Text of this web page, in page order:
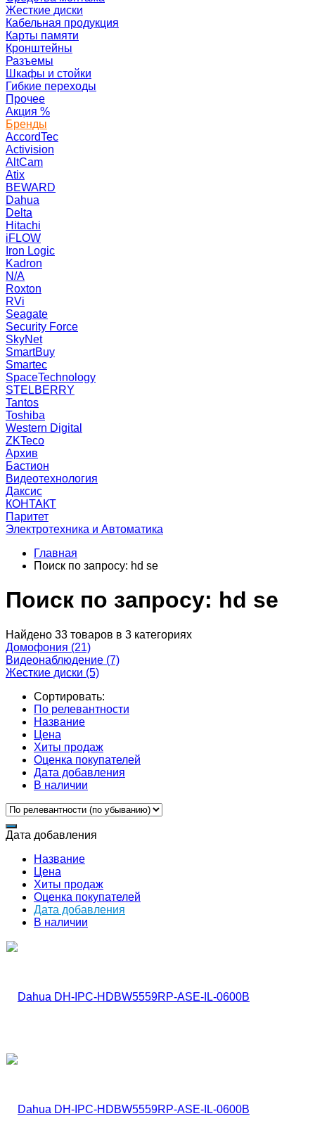
Жесткие диски
Кабельная продукция
Карты памяти
Кронштейны
Разъемы
Шкафы и стойки
Гибкие переходы
Прочее
Акция %
Бренды
AccordTec
Activision
AltCam
Atix
BEWARD
Dahua
Delta
Hitachi
iFLOW
Iron Logic
Kadron
N/A
Roxton
RVi
Seagate
Security Force
SkyNet
SmartBuy
Smartec
SpaceTechnology
STELBERRY
Tantos
Toshiba
Western Digital
ZKTeco
Архив
Бастион
Видеотехнология
Даксис
КОНТАКТ
Паритет
Электротехника и Автоматика
Главная
Поиск по запросу: hd se
Поиск по запросу: hd se
Найдено 33 товаров в 3 категориях
Домофония (21)
Видеонаблюдение (7)
Жесткие диски (5)
Сортировать:
По релевантности
Название
Цена
Хиты продаж
Оценка покупателей
Дата добавления
В наличии
Дата добавления
Название
Цена
Хиты продаж
Оценка покупателей
Дата добавления
В наличии